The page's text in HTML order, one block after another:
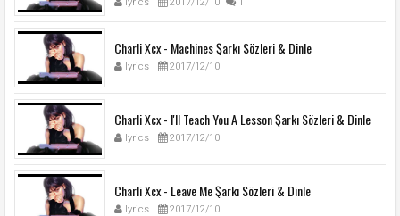
Charli Xcx - Machines Şarkı Sözleri & Dinle
lyrics 2017/12/10
Charli Xcx - I'll Teach You A Lesson Şarkı Sözleri & Dinle
lyrics 2017/12/10
Charli Xcx - Leave Me Şarkı Sözleri & Dinle
lyrics 2017/12/10